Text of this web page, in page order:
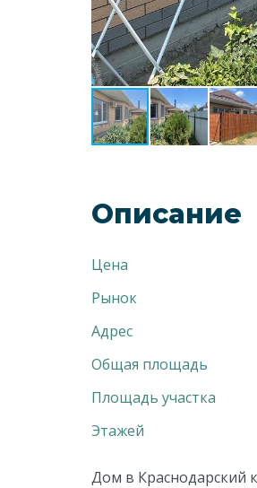
Описание
Цена
Рынок
Адрес
Общая площадь
Площадь участка
Этажей
Дом в Краснодарский